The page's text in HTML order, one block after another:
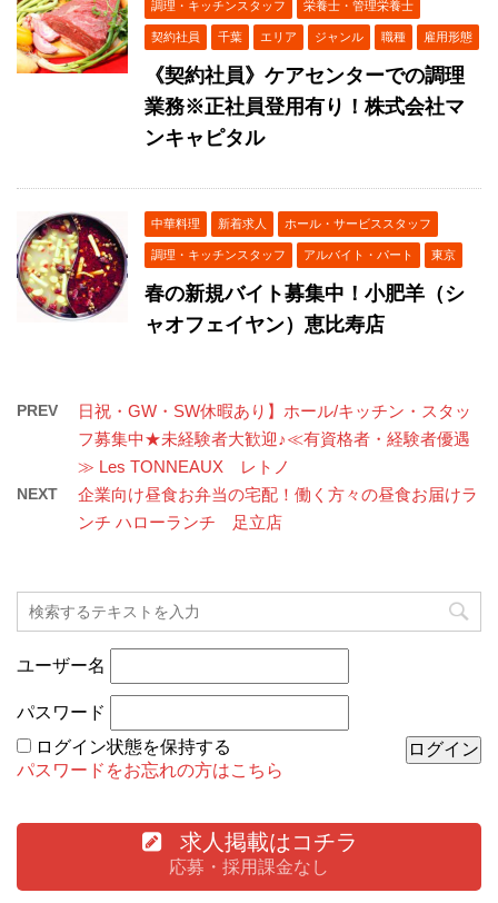
調理・キッチンスタッフ 栄養士・管理栄養士
契約社員 千葉 エリア ジャンル 職種 雇用形態
《契約社員》ケアセンターでの調理
業務※正社員登用有り！株式会社マ
ンキャピタル
中華料理 新着求人 ホール・サービススタッフ
調理・キッチンスタッフ アルバイト・パート 東京
春の新規バイト募集中！小肥羊（シ
ャオフェイヤン）恵比寿店
PREV
日祝・GW・SW休暇あり】ホール/キッチン・スタッ
フ募集中★未経験者大歓迎♪≪有資格者・経験者優遇
≫ Les TONNEAUX レトノ
NEXT
企業向け昼食お弁当の宅配！働く方々の昼食お届けラ
ンチ ハローランチ 足立店
ユーザー名
パスワード
ログイン状態を保持する
パスワードをお忘れの方はこちら
求人掲載はコチラ
応募・採用課金なし